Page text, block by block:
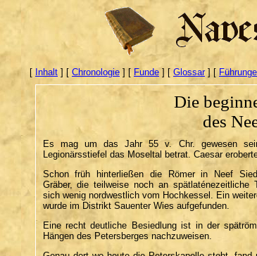
[ Inhalt ] [ Chronologie ] [ Funde ] [ Glossar] [
Die
des
Es mag um das Jahr 55 v. Chr. gewesen
Legionärsstiefel das Moseltal betrat. Caesar
Schon früh hinterließen die Römer in Neef
Gräber, die teilweise noch an spätlaténezeitliche
sich wenig nordwestlich vom Hochkessel. Ein
wurde im Distrikt Sauenter Wies aufgefunden.
Eine recht deutliche Besiedlung ist in der
Hängen des Petersberges nachzuweisen.